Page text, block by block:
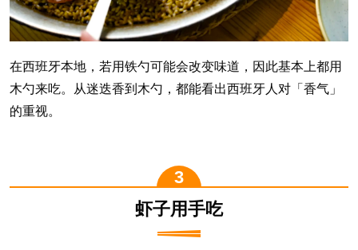
在西班牙本地，若用铁勺可能会改变味道，因此基本上都用
木勺来吃。从迷迭香到木勺，都能看出西班牙人对「香气」
的重视。
虾子用手吃